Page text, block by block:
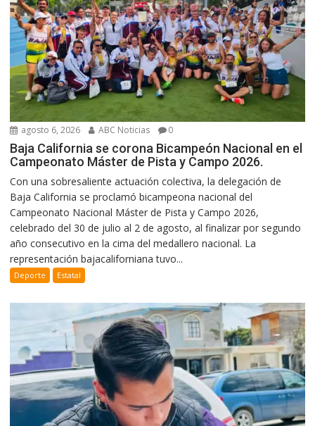
agosto 6, 2026 ABC Noticias 0
Baja California se corona Bicampeón Nacional en el
Campeonato Máster de Pista y Campo 2026.
Con una sobresaliente actuación colectiva, la delegación de
Baja California se proclamó bicampeona nacional del
Campeonato Nacional Máster de Pista y Campo 2026,
celebrado del 30 de julio al 2 de agosto, al finalizar por segundo
año consecutivo en la cima del medallero nacional. La
representación bajacaliforniana tuvo...
Deporte Estatal